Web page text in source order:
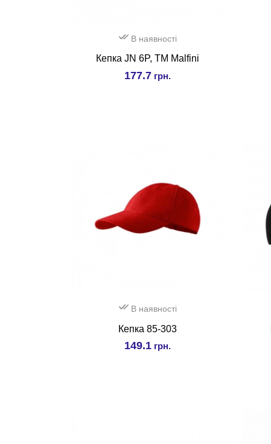
В наявності
Кепка JN 6P, ТМ Malfini
177.7 грн.
В наявності
Кепка 85-303
149.1 грн.